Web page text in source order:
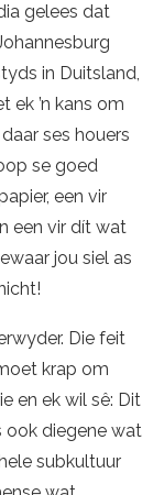
gelees dat
in Duitsland,
ek ’n kans om
ses houers
se goed
een vir
een vir dít wat
jou siel as
Die feit
krap om
en ek wil sê: Dit
ook diegene wat
subkultuur